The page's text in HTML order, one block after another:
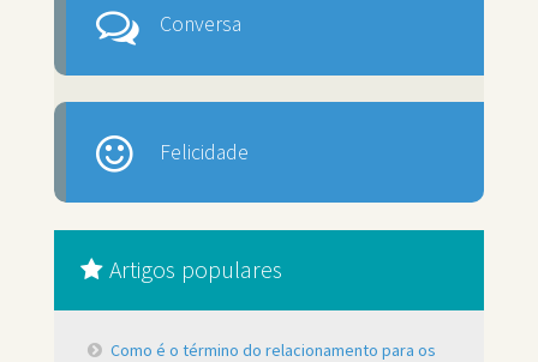
Conversa
Felicidade
Artigos populares
Como é o término do relacionamento para os